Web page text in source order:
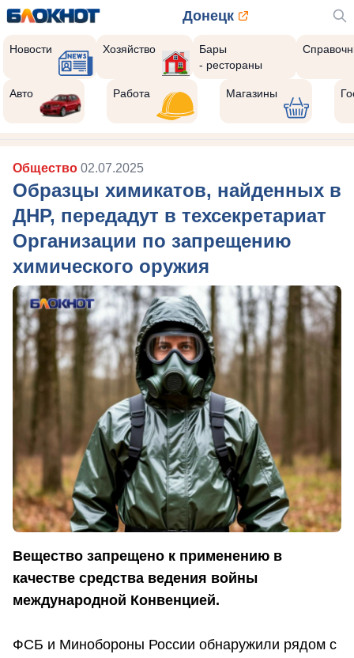
Донецк
Новости Хозяйство
Бары
- рестораны
Авто Работа Магазины
Общество 02.07.2025
Образцы химикатов, найденных в
ДНР, передадут в техсекретариат
Организации по запрещению
химического оружия
Вещество запрещено к применению в
качестве средства ведения войны
международной Конвенцией.
ФСБ и Минобороны России обнаружили рядом с